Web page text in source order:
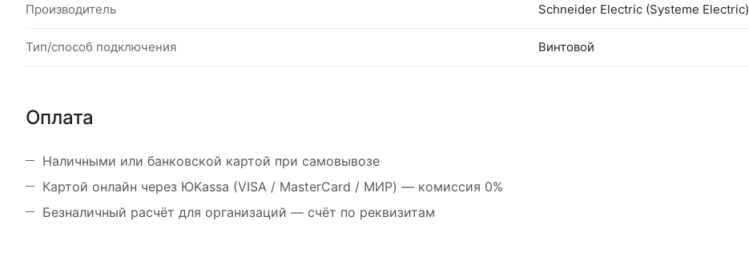
Производитель Schneider Electric (Systeme Electric)
Тип/способ подключения Винтовой
Оплата
Наличными или банковской картой при самовывозе
Картой онлайн через ЮKassa (VISA / MasterCard / МИР) — комиссия 0%
Безналичный расчёт для организаций — счёт по реквизитам